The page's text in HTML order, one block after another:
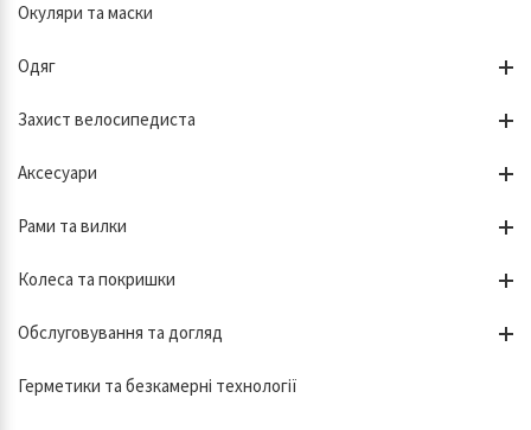
Окуляри та маски
Одяг
Захист велосипедиста
Аксесуари
Рами та вилки
Колеса та покришки
Обслуговування та догляд
Герметики та безкамерні технології